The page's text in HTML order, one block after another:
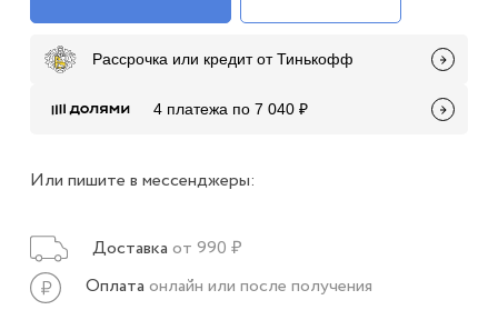
Рассрочка или кредит от Тинькофф
4 платежа по 7 040 ₽
Или пишите в мессенджеры:
Доставка от 990 ₽
Оплата онлайн или после получения